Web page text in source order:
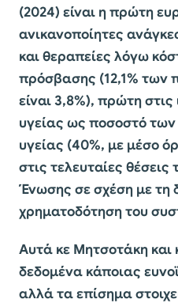
(2024) είναι η πρώτη
ανικανοποίητες
και θεραπείες λόγω
πρόσβασης (12,1% των
είναι 3,8%), πρώτη
υγείας ως ποσοστό
υγείας (40%, με μέσο
στις τελευταίες
Ένωσης σε σχέση με τη
χρηματοδότηση του
Αυτά κε Μητσοτάκη και
δεδομένα κάποιας
αλλά τα επίσημα